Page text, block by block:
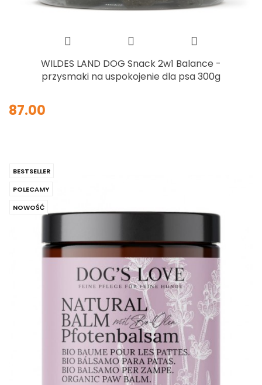
WILDES LAND DOG Snack 2w1 Balance -
przysmaki na uspokojenie dla psa 300g
87.00
BESTSELLER
POLECAMY
NOWOŚĆ